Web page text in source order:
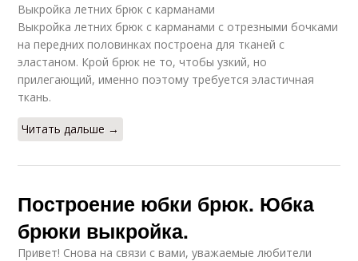
Выкройка летних брюк с карманами
Выкройка летних брюк с карманами с отрезными бочками
на передних половинках построена для тканей с
эластаном. Крой брюк не то, чтобы узкий, но
прилегающий, именно поэтому требуется эластичная
ткань.
Читать дальше →
Построение юбки брюк. Юбка
брюки выкройка.
Привет! Снова на связи с вами, уважаемые любители